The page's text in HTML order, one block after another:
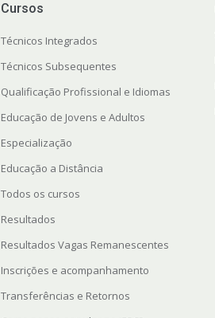
Cursos
Técnicos Integrados
Técnicos Subsequentes
Qualificação Profissional e Idiomas
Educação de Jovens e Adultos
Especialização
Educação a Distância
Todos os cursos
Resultados
Resultados Vagas Remanescentes
Inscrições e acompanhamento
Transferências e Retornos